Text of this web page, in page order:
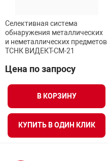
Селективная система
обнаружения металлических
и неметаллических предметов
ТСНК ВИДЕКТ-СМ-21
Цена по запросу
В КОРЗИНУ
КУПИТЬ В ОДИН КЛИК